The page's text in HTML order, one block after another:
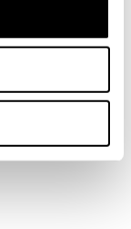
mirati, in
bottoni sotto
presente
tecnici ed
momento,